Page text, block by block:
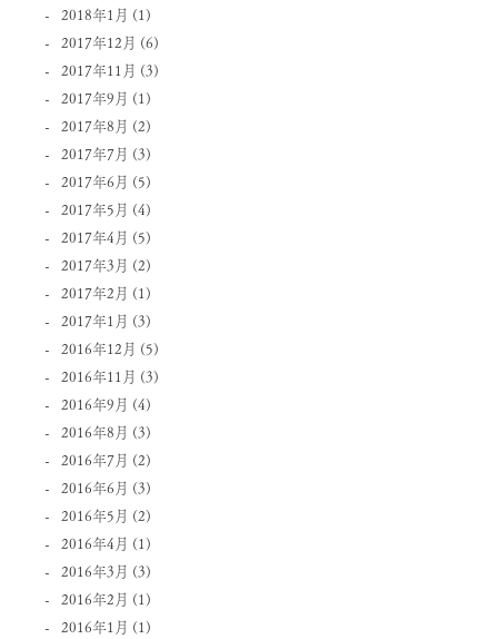
2018年1月 (1)
2017年12月 (6)
2017年11月 (3)
2017年9月 (1)
2017年8月 (2)
2017年7月 (3)
2017年6月 (5)
2017年5月 (4)
2017年4月 (5)
2017年3月 (2)
2017年2月 (1)
2017年1月 (3)
2016年12月 (5)
2016年11月 (3)
2016年9月 (4)
2016年8月 (3)
2016年7月 (2)
2016年6月 (3)
2016年5月 (2)
2016年4月 (1)
2016年3月 (3)
2016年2月 (1)
2016年1月 (1)